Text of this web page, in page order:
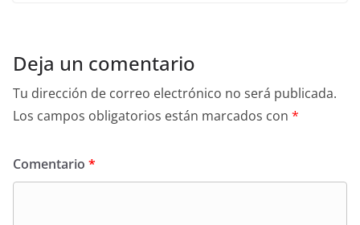
Deja un comentario
Tu dirección de correo electrónico no será publicada.
Los campos obligatorios están marcados con *
Comentario *